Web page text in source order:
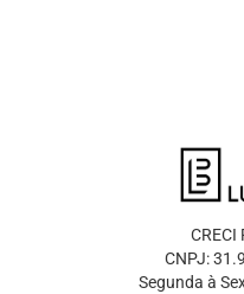
CNPJ:
Segunda à